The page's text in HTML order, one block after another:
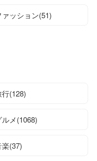
ァッション(51)
(128)
ルメ(1068)
(37)